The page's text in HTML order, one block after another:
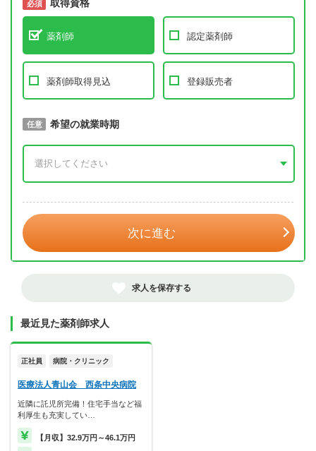
必須 取得資格
薬剤師 認定薬剤師
薬剤師取得見込 登録販売者
必須 取得予定年
任意 希望の就業時期
次に進む
求人を保存する
最近見た薬剤師求人
正社員 病院・クリニック
医療法人青山会 西条中央病院
近隣に託児所完備！住宅手当など福
利厚生も充実してい…
【月収】32.9万円～46.1万円